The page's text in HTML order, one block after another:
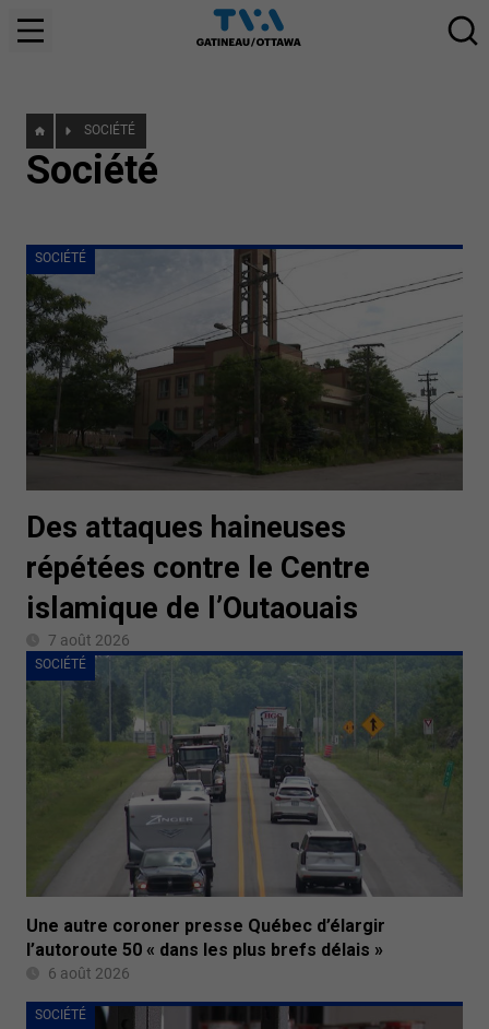
SOCIÉTÉ
Société
SOCIÉTÉ
Des attaques haineuses
répétées contre le Centre
islamique de l’Outaouais
7 août 2026
SOCIÉTÉ
Une autre coroner presse Québec d’élargir
l’autoroute 50 « dans les plus brefs délais »
6 août 2026
SOCIÉTÉ